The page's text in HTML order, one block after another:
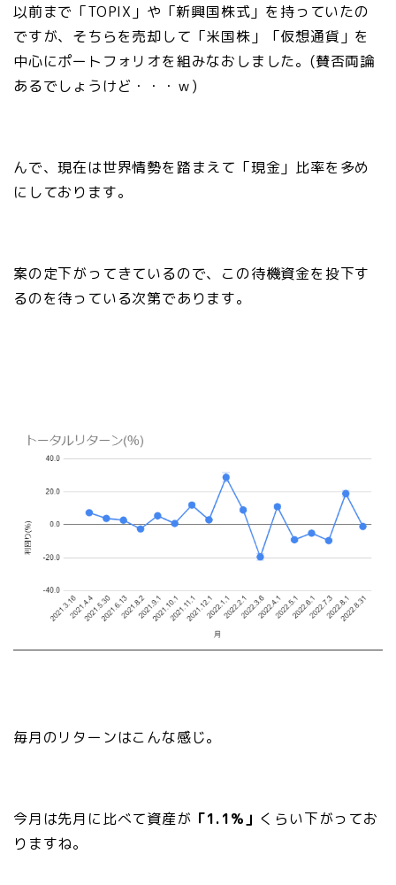
以前まで「TOPIX」や「新興国株式」を持っていたの
ですが、そちらを売却して「米国株」「仮想通貨」を
中心にポートフォリオを組みなおしました。(賛否両論
あるでしょうけど・・・ｗ)
んで、現在は世界情勢を踏まえて「現金」比率を多め
にしております。
案の定下がってきているので、この待機資金を投下す
るのを待っている次第であります。
毎月のリターンはこんな感じ。
今月は先月に比べて資産が 「1.1%」 くらい下がってお
りますね。